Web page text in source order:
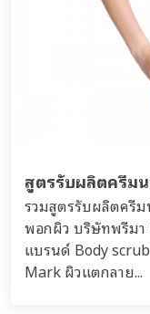
สูตรรับผลิตครีม
รวมสูตรรับผลิตครี
พอกผิว บริษัทพรีมา
แบรนด์ Body
Mark ผิวแตกลาย...